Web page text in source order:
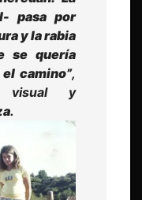
pasa por
y la rabia
se quería
camino”,
visual y
.